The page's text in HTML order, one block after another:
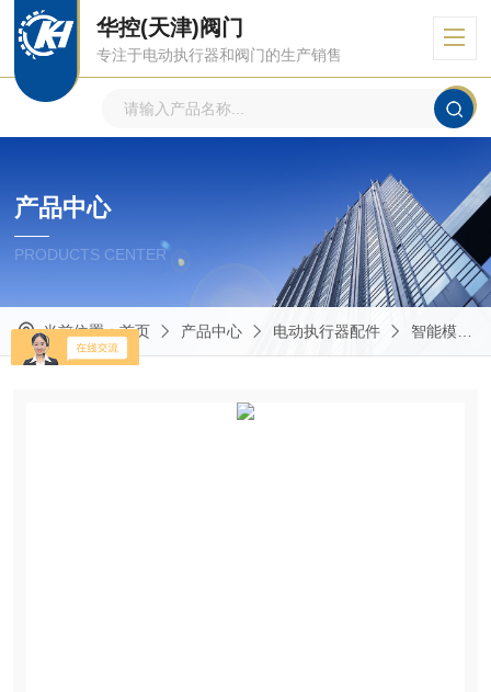
华控(天津)阀门
专注于电动执行器和阀门的生产销售
产品中心
PRODUCTS CENTER
当前位置：首页 产品中心 电动执行器配件 智能模块